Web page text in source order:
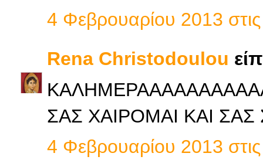
4 Φεβρουαρίου 2013
Rena Christodoulou
ΣΑΣ ΧΑΙΡΟΜΑΙ ΚΑΙ ΣΑΣ
4 Φεβρουαρίου 2013